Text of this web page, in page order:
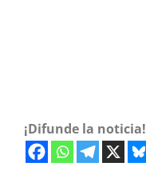
¡Difunde la noticia!